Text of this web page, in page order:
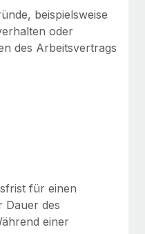
mit Remote
die unglaubliche
Management
Remote Unternehmen
beste...
beispielsweise
oder
des Arbeitsvertrags
für einen
Dauer des
einer